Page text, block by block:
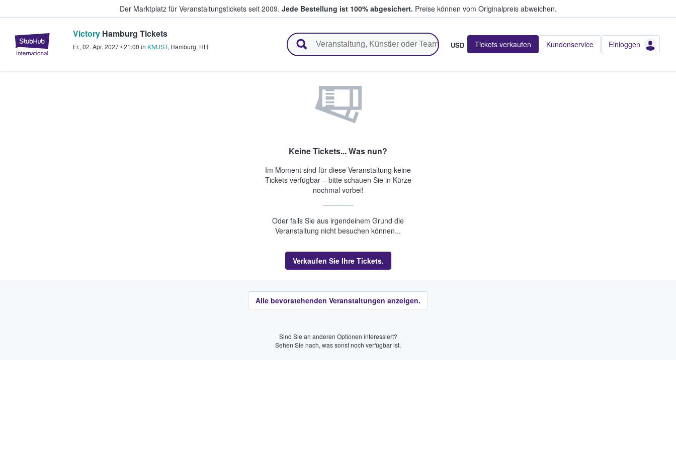
Der Marktplatz für Veranstaltungstickets seit 2009. Jede Bestellung ist 100% abgesichert. Preise können vom Originalpreis abweichen.
StubHub - Wo Fans Tickets kaufen & verkaufen
Victory Hamburg Tickets
Fr., 02. Apr. 2027•21:00 in KNUST, Hamburg, HH USD Tickets verkaufen Kundenservice Einloggen
Keine Tickets... Was nun?
Im Moment sind für diese Veranstaltung keine
Tickets verfügbar – bitte schauen Sie in Kürze
nochmal vorbei!
Oder falls Sie aus irgendeinem Grund die
Veranstaltung nicht besuchen können...
Verkaufen Sie Ihre Tickets.
Alle bevorstehenden Veranstaltungen anzeigen.
Sind Sie an anderen Optionen interessiert?
Sehen Sie nach, was sonst noch verfügbar ist.